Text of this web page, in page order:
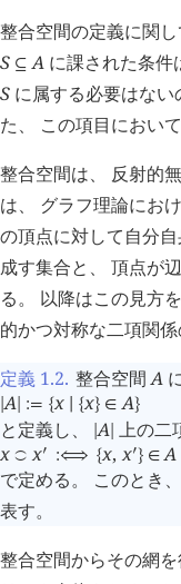
整合空間の定義に関
S ⊆ Aに課された条件
S に属する必要はない
た、 この項目において
整合空間は、 反射的
は、 グラフ理論にお
の頂点に対して自分
成す集合と、 頂点が
る。 以降はこの見方
的かつ対称な二項関係
定義 1.2. 整合空間A
|A := {x {x} ∈ A}
と定義し、 |A 上の二
x 󰖬 x󰎘 :⟺ {x, x󰎘 } ∈ A
で定める。 このとき
表す。
整合空間からその網